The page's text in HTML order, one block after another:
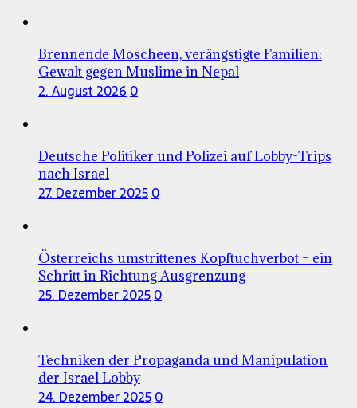
Brennende Moscheen, verängstigte Familien:
Gewalt gegen Muslime in Nepal
2. August 2026 0
Deutsche Politiker und Polizei auf Lobby-Trips
nach Israel
27. Dezember 20250
Österreichs umstrittenes Kopftuchverbot – ein
Schritt in Richtung Ausgrenzung
25. Dezember 20250
Techniken der Propaganda und Manipulation
der Israel Lobby
24. Dezember 20250